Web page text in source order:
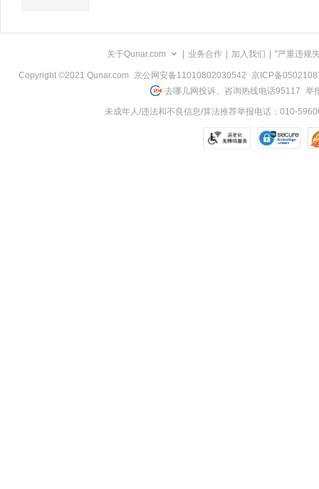
关于Qunar.com 业务合作 加入我们 "严重违规
Copyright ©2021 Qunar.com 京公网安备11010802030542 京ICP备
去哪儿网投诉、咨询热线电话95117 举
未成年人/违法和不良信息/算法推荐举报电话：010-